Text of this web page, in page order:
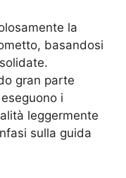
la
basandosi
gran parte
i
leggermente
sulla guida